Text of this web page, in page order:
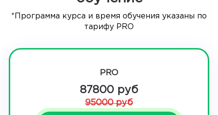
*Программа курса и время обучения указаны по
тарифу PRO
PRO
87800 руб
95000 руб